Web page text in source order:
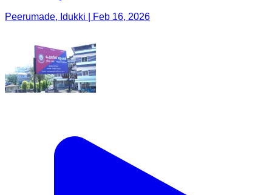
Peerumade, Idukki | Feb 16, 2026